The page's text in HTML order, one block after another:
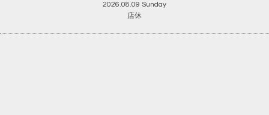
2026.08.09 Sunday
店休